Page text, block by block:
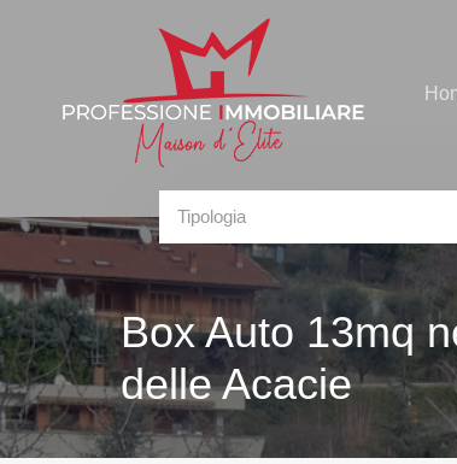
Tipologia
Box Auto 13mq
delle Acacie